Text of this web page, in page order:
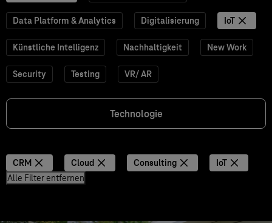
Data Platform & Analytics Digitalisierung IoT
Künstliche Intelligenz Nachhaltigkeit New Work
Security Testing VR/ AR
Technologie
CRM Cloud Consulting
IoT
Alle Filter entfernen